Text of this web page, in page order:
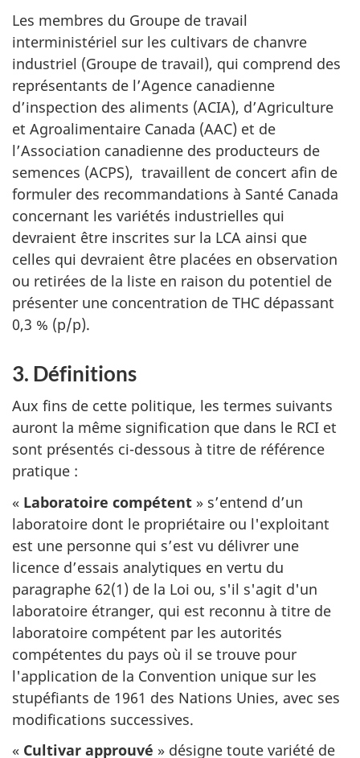
Les membres du Groupe de travail
interministériel sur les cultivars de chanvre
industriel (Groupe de travail), qui comprend des
représentants de l’Agence canadienne
d’inspection des aliments (ACIA), d’Agriculture
et Agroalimentaire Canada (AAC) et de
l’Association canadienne des producteurs de
semences (ACPS), travaillent de concert afin de
formuler des recommandations à Santé Canada
concernant les variétés industrielles qui
devraient être inscrites sur la LCA ainsi que
celles qui devraient être placées en observation
ou retirées de la liste en raison du potentiel de
présenter une concentration de THC dépassant
0,3 % (p/p).
3. Définitions
Aux fins de cette politique, les termes suivants
auront la même signification que dans le RCI et
sont présentés ci-dessous à titre de référence
pratique :
« Laboratoire compétent » s’entend d’un
laboratoire dont le propriétaire ou l'exploitant
est une personne qui s’est vu délivrer une
licence d’essais analytiques en vertu du
paragraphe 62(1) de la Loi ou, s'il s'agit d'un
laboratoire étranger, qui est reconnu à titre de
laboratoire compétent par les autorités
compétentes du pays où il se trouve pour
l'application de la Convention unique sur les
stupéfiants de 1961 des Nations Unies, avec ses
modifications successives.
« Cultivar approuvé » désigne toute variété de